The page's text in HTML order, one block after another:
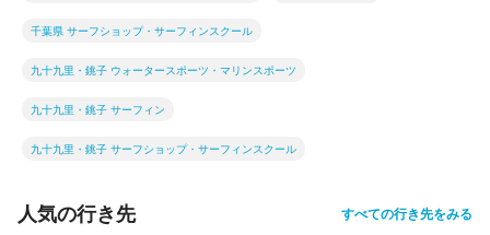
千葉県 サーフショップ・サーフィンスクール
九十九里・銚子 ウォータースポーツ・マリンスポーツ
九十九里・銚子 サーフィン
九十九里・銚子 サーフショップ・サーフィンスクール
人気の行き先 すべての行き先をみる